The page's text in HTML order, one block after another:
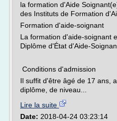
la formation d'Aide
des Instituts de Formation
Formation d'aide-soignant
La formation d'aide-soignant
Diplôme d'État d'Aide-
Conditions d'admission
Il suffit d'être âgé de 17 ans,
diplôme, de niveau...
Lire la suite
Date: 2018-04-24 03:23:14